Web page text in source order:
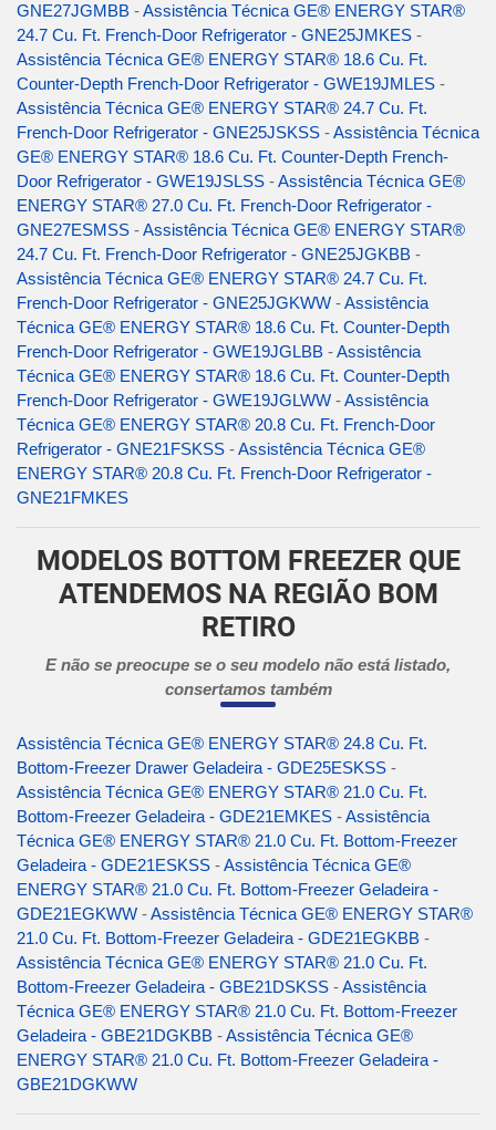
GNE27JGMBB -Assistência Técnica GE® ENERGY STAR®
24.7 Cu. Ft. French-Door Refrigerator - GNE25JMKES -
Assistência Técnica GE® ENERGY STAR® 18.6 Cu. Ft.
Counter-Depth French-Door Refrigerator - GWE19JMLES -
Assistência Técnica GE® ENERGY STAR® 24.7 Cu. Ft.
French-Door Refrigerator - GNE25JSKSS -Assistência Técnica
GE® ENERGY STAR® 18.6 Cu. Ft. Counter-Depth French-
Door Refrigerator - GWE19JSLSS -Assistência Técnica GE®
ENERGY STAR® 27.0 Cu. Ft. French-Door Refrigerator -
GNE27ESMSS -Assistência Técnica GE® ENERGY STAR®
24.7 Cu. Ft. French-Door Refrigerator - GNE25JGKBB -
Assistência Técnica GE® ENERGY STAR® 24.7 Cu. Ft.
French-Door Refrigerator - GNE25JGKWW -Assistência
Técnica GE® ENERGY STAR® 18.6 Cu. Ft. Counter-Depth
French-Door Refrigerator - GWE19JGLBB -Assistência
Técnica GE® ENERGY STAR® 18.6 Cu. Ft. Counter-Depth
French-Door Refrigerator - GWE19JGLWW -Assistência
Técnica GE® ENERGY STAR® 20.8 Cu. Ft. French-Door
Refrigerator - GNE21FSKSS -Assistência Técnica GE®
ENERGY STAR® 20.8 Cu. Ft. French-Door Refrigerator -
GNE21FMKES
MODELOS BOTTOM FREEZER QUE
ATENDEMOS NA REGIÃO BOM
RETIRO
E não se preocupe se o seu modelo não está listado,
consertamos também
Assistência Técnica GE® ENERGY STAR® 24.8 Cu. Ft.
Bottom-Freezer Drawer Geladeira - GDE25ESKSS -
Assistência Técnica GE® ENERGY STAR® 21.0 Cu. Ft.
Bottom-Freezer Geladeira - GDE21EMKES -Assistência
Técnica GE® ENERGY STAR® 21.0 Cu. Ft. Bottom-Freezer
Geladeira - GDE21ESKSS -Assistência Técnica GE®
ENERGY STAR® 21.0 Cu. Ft. Bottom-Freezer Geladeira -
GDE21EGKWW -Assistência Técnica GE® ENERGY STAR®
21.0 Cu. Ft. Bottom-Freezer Geladeira - GDE21EGKBB -
Assistência Técnica GE® ENERGY STAR® 21.0 Cu. Ft.
Bottom-Freezer Geladeira - GBE21DSKSS -Assistência
Técnica GE® ENERGY STAR® 21.0 Cu. Ft. Bottom-Freezer
Geladeira - GBE21DGKBB -Assistência Técnica GE®
ENERGY STAR® 21.0 Cu. Ft. Bottom-Freezer Geladeira -
GBE21DGKWW